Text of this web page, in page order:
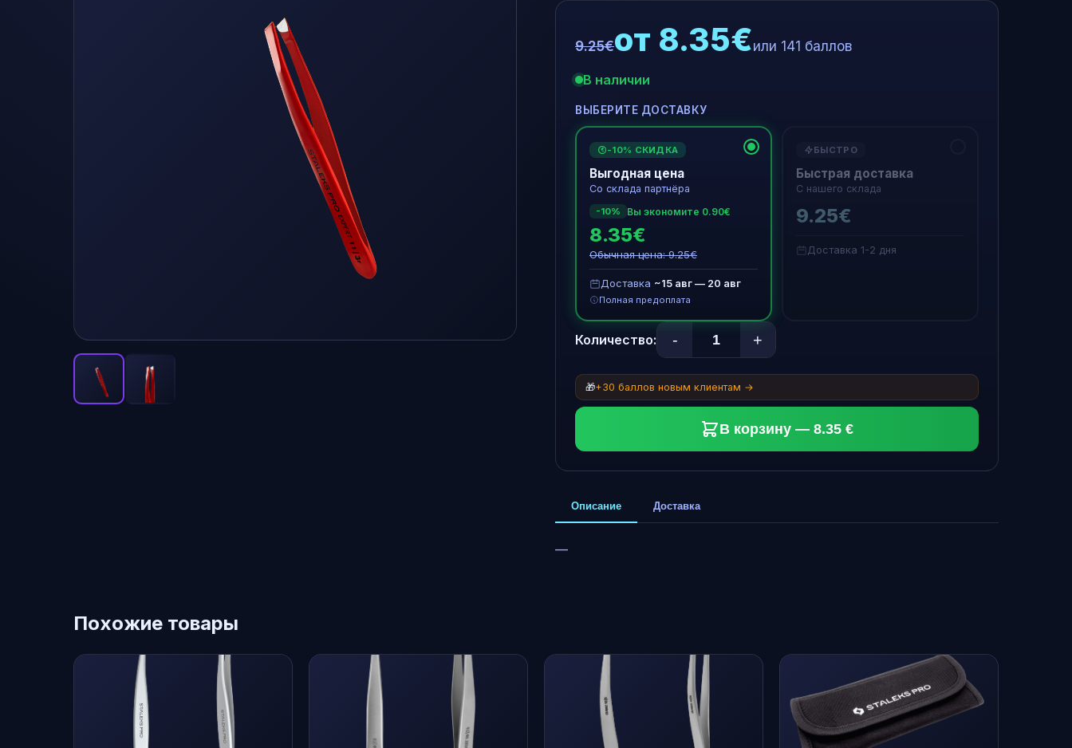
9.25€от 8.35€или 141 баллов
В наличии
ВЫБЕРИТЕ ДОСТАВКУ
€ -10% СКИДКА
Выгодная цена
Со склада партнёра
-10% Вы экономите 0.90€
8.35€
Обычная цена: 9.25€
Доставка ~15 авг — 20 авг
Полная предоплата
БЫСТРО
Быстрая доставка
С нашего склада
9.25€
Доставка 1-2 дня
Количество: - +
🎁+30 баллов новым клиентам →
В корзину — 8.35 €
Описание Доставка
—
Похожие товары